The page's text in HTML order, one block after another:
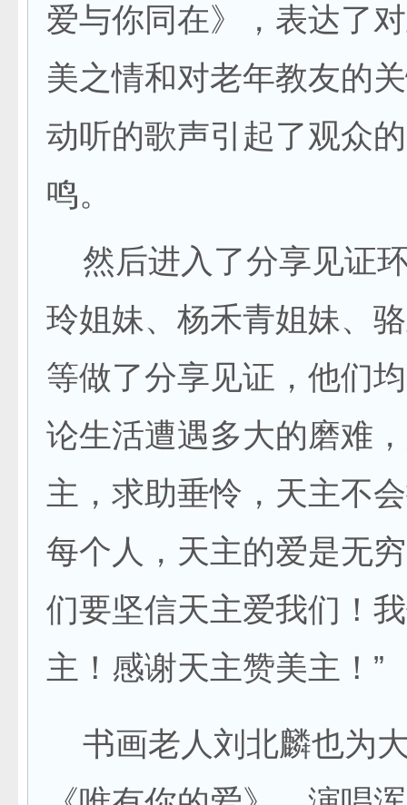
爱与你同在》，表达了
美之情和对老年教友的
动听的歌声引起了观众
鸣。
然后进入了分享见证
玲姐妹、杨禾青姐妹、
等做了分享见证，他们
论生活遭遇多大的磨难
主，求助垂怜，天主不
每个人，天主的爱是无
们要坚信天主爱我们！
主！感谢天主赞美主！”
书画老人刘北麟也为